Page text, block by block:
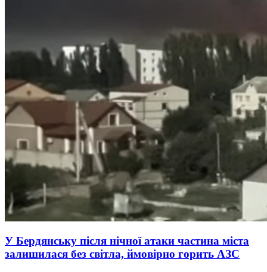
У Бердянську після нічної атаки частина міста
залишилася без світла, ймовірно горить АЗС